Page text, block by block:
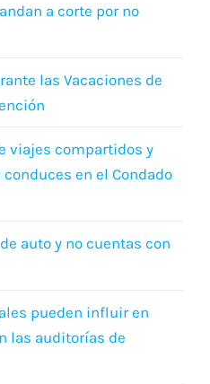
a corte por no
las Vacaciones de
viajes compartidos y
en el Condado
auto y no cuentas con
pueden influir en
las auditorías de